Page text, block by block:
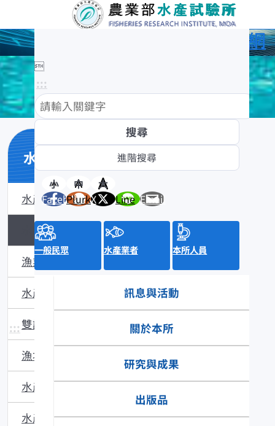
農業部水產試驗所全球資訊網

:::
小 中
大
Facebook
PlurkX Line Email
一般民眾 水產業者 本所人員
訊息與活動
關於本所
研究與成果
出版品
:::
水產知識館
水產數位典藏
水產知識淺說
漁業問答
水產主題館
雙語辭彙
漁場動態
水產品食安專區
水產技術